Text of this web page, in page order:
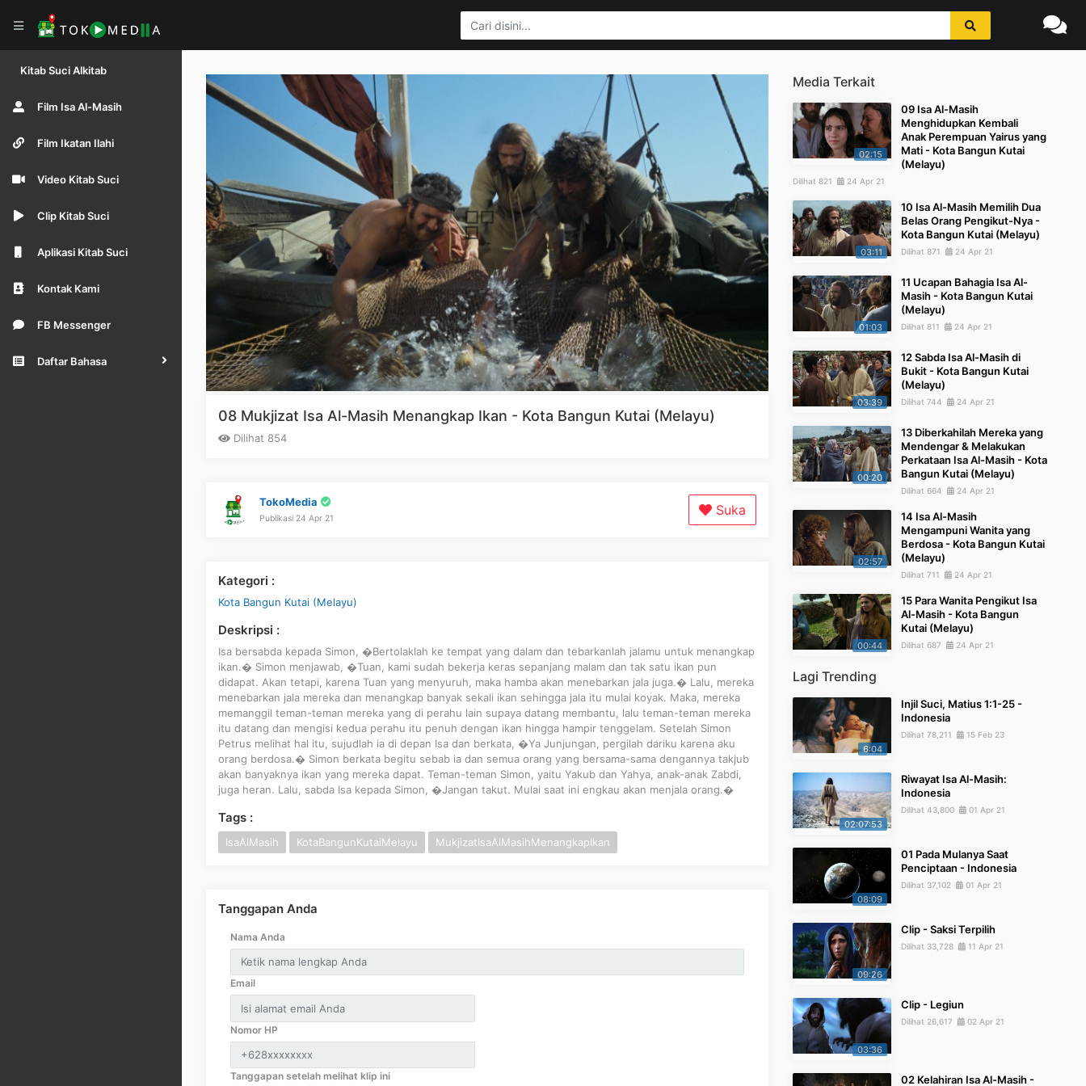
Kitab Suci Alkitab
Film Isa Al-Masih
Film Ikatan Ilahi
Video Kitab Suci
Clip Kitab Suci
Aplikasi Kitab Suci
Kontak Kami
FB Messenger
Daftar Bahasa
08 Mukjizat Isa Al-Masih Menangkap Ikan - Kota Bangun Kutai (Melayu)
Dilihat 854
Suka
TokoMedia
Publikasi 24 Apr 21
Kategori :
Kota Bangun Kutai (Melayu)
Deskripsi :
Isa bersabda kepada Simon, �Bertolaklah ke tempat yang dalam dan tebarkanlah jalamu untuk menangkap
ikan.� Simon menjawab, �Tuan, kami sudah bekerja keras sepanjang malam dan tak satu ikan pun
didapat. Akan tetapi, karena Tuan yang menyuruh, maka hamba akan menebarkan jala juga.� Lalu, mereka
menebarkan jala mereka dan menangkap banyak sekali ikan sehingga jala itu mulai koyak. Maka, mereka
memanggil teman-teman mereka yang di perahu lain supaya datang membantu, lalu teman-teman mereka
itu datang dan mengisi kedua perahu itu penuh dengan ikan hingga hampir tenggelam. Setelah Simon
Petrus melihat hal itu, sujudlah ia di depan Isa dan berkata, �Ya Junjungan, pergilah dariku karena aku
orang berdosa.� Simon berkata begitu sebab ia dan semua orang yang bersama-sama dengannya takjub
akan banyaknya ikan yang mereka dapat. Teman-teman Simon, yaitu Yakub dan Yahya, anak-anak Zabdi,
juga heran. Lalu, sabda Isa kepada Simon, �Jangan takut. Mulai saat ini engkau akan menjala orang.�
Tags :
IsaAlMasih KotaBangunKutaiMelayu MukjizatIsaAlMasihMenangkapIkan
Tanggapan Anda
Nama Anda
Email
Nomor HP
Tanggapan setelah melihat klip ini
Media Terkait
02:15
09 Isa Al-Masih
Menghidupkan Kembali
Anak Perempuan Yairus yang
Mati - Kota Bangun Kutai
(Melayu)
Dilihat 821 24 Apr 21
03:11
10 Isa Al-Masih Memilih Dua
Belas Orang Pengikut-Nya -
Kota Bangun Kutai (Melayu)
Dilihat 871 24 Apr 21
01:03
11 Ucapan Bahagia Isa Al-
Masih - Kota Bangun Kutai
(Melayu)
Dilihat 811 24 Apr 21
03:39
12 Sabda Isa Al-Masih di
Bukit - Kota Bangun Kutai
(Melayu)
Dilihat 744 24 Apr 21
00:20
13 Diberkahilah Mereka yang
Mendengar & Melakukan
Perkataan Isa Al-Masih - Kota
Bangun Kutai (Melayu)
Dilihat 664 24 Apr 21
02:57
14 Isa Al-Masih
Mengampuni Wanita yang
Berdosa - Kota Bangun Kutai
(Melayu)
Dilihat 711 24 Apr 21
00:44
15 Para Wanita Pengikut Isa
Al-Masih - Kota Bangun
Kutai (Melayu)
Dilihat 687 24 Apr 21
Lagi Trending
6:04
Injil Suci, Matius 1:1-25 -
Indonesia
Dilihat 78,211 15 Feb 23
02:07:53
Riwayat Isa Al-Masih:
Indonesia
Dilihat 43,800 01 Apr 21
08:09
01 Pada Mulanya Saat
Penciptaan - Indonesia
Dilihat 37,102 01 Apr 21
09:26
Clip - Saksi Terpilih
Dilihat 33,728 11 Apr 21
03:36
Clip - Legiun
Dilihat 26,617 02 Apr 21
02 Kelahiran Isa Al-Masih -